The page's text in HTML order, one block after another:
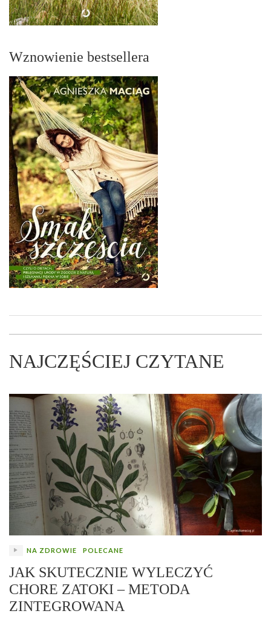
Wznowienie bestsellera
NAJCZĘŚCIEJ CZYTANE
NA ZDROWIE POLECANE
JAK SKUTECZNIE WYLECZYĆ
CHORE ZATOKI – METODA
ZINTEGROWANA